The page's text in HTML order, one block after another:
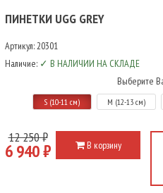
ПИНЕТКИ UGG GREY
Артикул: 20301
Наличие: ✓ В НАЛИЧИИ НА СКЛАДЕ
Выберите
S (10-11 см) М (12-13 см)
12 250 ₽
6 940 ₽ В корзину